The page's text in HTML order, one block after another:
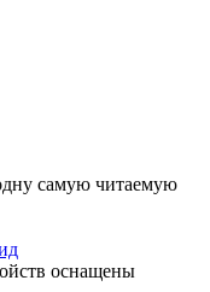
самую читаемую
оснащены